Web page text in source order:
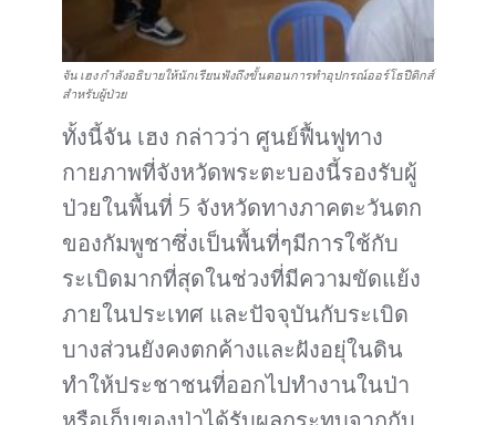
จัน เฮง กำลังอธิบายให้นักเรียนฟังถึงขั้นตอนการทำอุปกรณ์ออร์โธปีดิกส์
สำหรับผู้ป่วย
ทั้งนี้จัน เฮง กล่าวว่า ศูนย์ฟื้นฟูทาง
กายภาพที่จังหวัดพระตะบองนี้รองรับผู้
ป่วยในพื้นที่ 5 จังหวัดทางภาคตะวันตก
ของกัมพูชาซึ่งเป็นพื้นที่ๆมีการใช้กับ
ระเบิดมากที่สุดในช่วงที่มีความขัดแย้ง
ภายในประเทศ และปัจจุบันกับระเบิด
บางส่วนยังคงตกค้างและฝังอยุ่ในดิน
ทำให้ประชาชนที่ออกไปทำงานในป่า